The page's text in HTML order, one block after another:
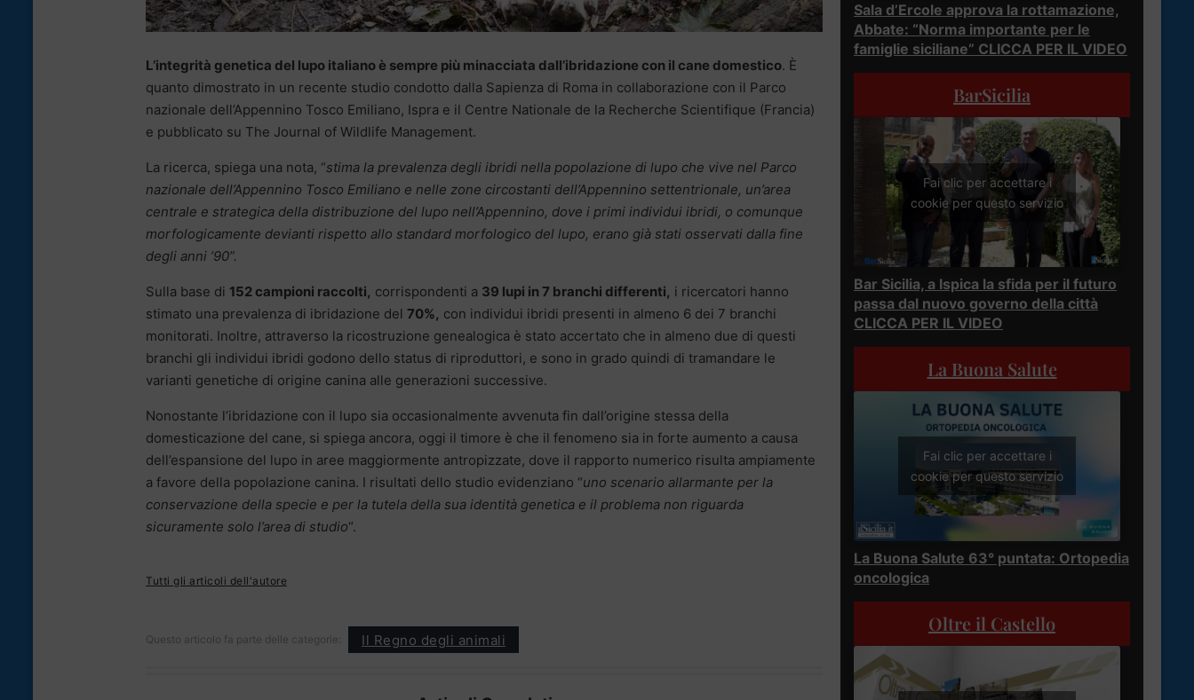
L’integrità genetica del lupo italiano è sempre più minacciata dall’ibridazione con il cane domestico. È
quanto dimostrato in un recente studio condotto dalla Sapienza di Roma in collaborazione con il Parco
nazionale dell’Appennino Tosco Emiliano, Ispra e il Centre Nationale de la Recherche Scientifique (Francia)
e pubblicato su The Journal of Wildlife Management.
La ricerca, spiega una nota, “stima la prevalenza degli ibridi nella popolazione di lupo che vive nel Parco
nazionale dell’Appennino Tosco Emiliano e nelle zone circostanti dell’Appennino settentrionale, un’area
centrale e strategica della distribuzione del lupo nell’Appennino, dove i primi individui ibridi, o comunque
morfologicamente devianti rispetto allo standard morfologico del lupo, erano già stati osservati dalla fine
degli anni ’90”.
Sulla base di 152 campioni raccolti, corrispondenti a 39 lupi in 7 branchi differenti, i ricercatori hanno
stimato una prevalenza di ibridazione del 70%, con individui ibridi presenti in almeno 6 dei 7 branchi
monitorati. Inoltre, attraverso la ricostruzione genealogica è stato accertato che in almeno due di questi
branchi gli individui ibridi godono dello status di riproduttori, e sono in grado quindi di tramandare le
varianti genetiche di origine canina alle generazioni successive.
Nonostante l’ibridazione con il lupo sia occasionalmente avvenuta fin dall’origine stessa della
domesticazione del cane, si spiega ancora, oggi il timore è che il fenomeno sia in forte aumento a causa
dell’espansione del lupo in aree maggiormente antropizzate, dove il rapporto numerico risulta ampiamente
a favore della popolazione canina. I risultati dello studio evidenziano “uno scenario allarmante per la
conservazione della specie e per la tutela della sua identità genetica e il problema non riguarda
sicuramente solo l’area di studio“.
Tutti gli articoli dell'autore
Questo articolo fa parte delle categorie: Il Regno degli animali
Sala d’Ercole approva la rottamazione,
Abbate: “Norma importante per le
famiglie siciliane” CLICCA PER IL VIDEO
BarSicilia
Fai clic per accettare i
cookie per questo servizio
Bar Sicilia, a Ispica la sfida per il futuro
passa dal nuovo governo della città
CLICCA PER IL VIDEO
La Buona Salute
Fai clic per accettare i
cookie per questo servizio
La Buona Salute 63° puntata: Ortopedia
oncologica
Oltre il Castello